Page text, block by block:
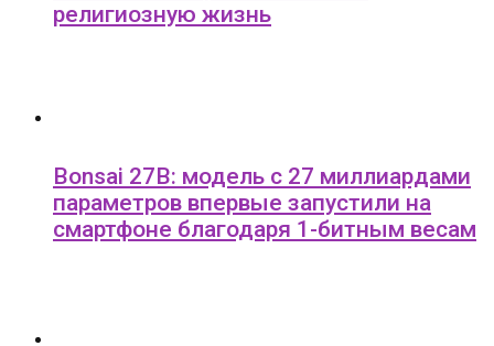
религиозную жизнь
Bonsai 27B: модель с 27 миллиардами
параметров впервые запустили на
смартфоне благодаря 1-битным весам